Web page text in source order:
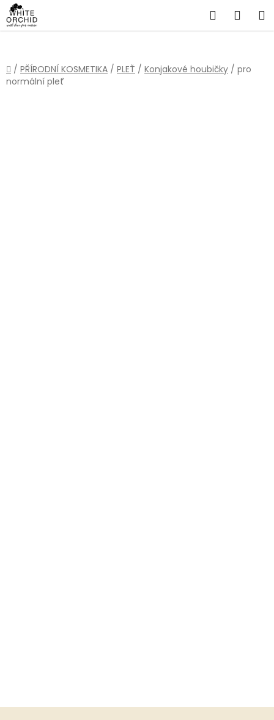
Přejít
na
obsah
Hledat
Domů
/ PŘÍRODNÍ KOSMETIKA / PLEŤ / Konjakové houbičky / pro
normální pleť
Z